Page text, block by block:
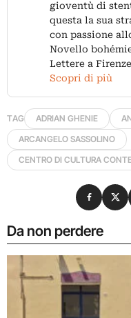
gioventù di
questa la sua
con passione
Novello
Lettere a
Scopri di più
TAG ADRIAN GHENIE
ARCANGELO SASSOLINO
CENTRO DI CULTURA
Da non perdere
Condividi